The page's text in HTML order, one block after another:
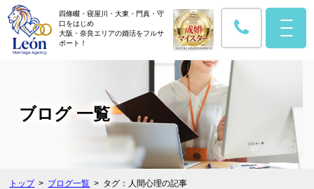
四條畷・寝屋川・大東・門真・守
口をはじめ
大阪・奈良エリアの婚活をフルサ
ポート！
ブログ 一覧
トップ ブログ一覧 タグ：人間心理の記事